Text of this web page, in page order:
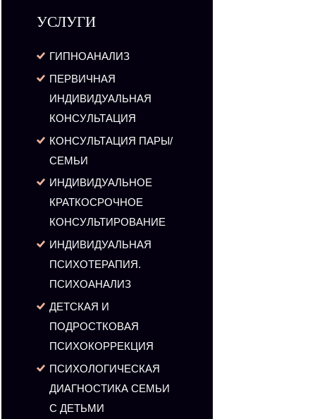
УСЛУГИ
ГИПНОАНАЛИЗ
ПЕРВИЧНАЯ
ИНДИВИДУАЛЬНАЯ
КОНСУЛЬТАЦИЯ
КОНСУЛЬТАЦИЯ ПАРЫ/
СЕМЬИ
ИНДИВИДУАЛЬНОЕ
КРАТКОСРОЧНОЕ
КОНСУЛЬТИРОВАНИЕ
ИНДИВИДУАЛЬНАЯ
ПСИХОТЕРАПИЯ.
ПСИХОАНАЛИЗ
ДЕТСКАЯ И
ПОДРОСТКОВАЯ
ПСИХОКОРРЕКЦИЯ
ПСИХОЛОГИЧЕСКАЯ
ДИАГНОСТИКА СЕМЬИ
С ДЕТЬМИ